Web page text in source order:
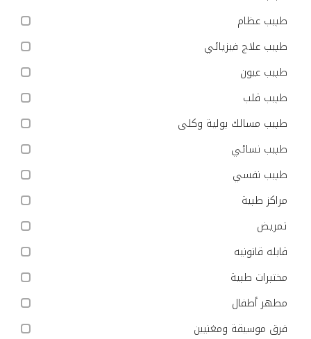
طبيب عظام
طبيب علاج فيزيائي
طبيب عيون
طبيب قلب
طبيب مسالك بولية وكلى
طبيب نسائي
طبيب نفسي
مراكز طبية
تمريض
قابله قانونيه
مختبرات طبية
مطهر أطفال
فرق موسيقة ومغنيين